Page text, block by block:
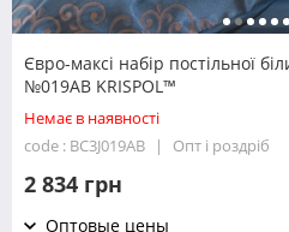
Євро-максі набір постільної
№019AB KRISPOL™
Немає в наявності
code : BC3J019AB
Опт і роздріб
2 834 грн
Оптовые цены